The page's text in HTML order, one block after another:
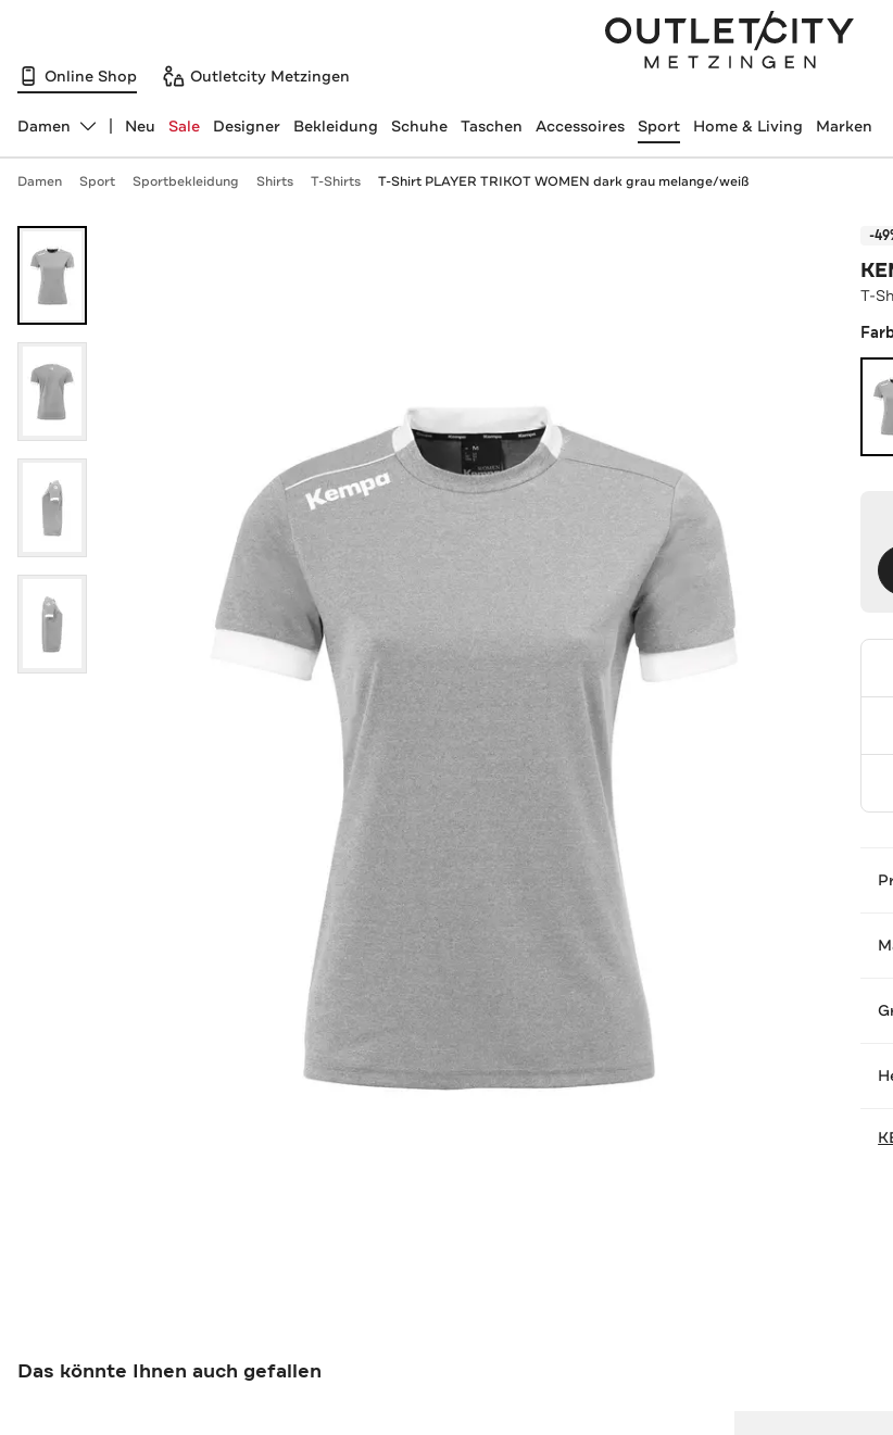
Online Shop Outletcity Metzingen
Abteilung ändern, ausgewählt:
Damen Neu Sale Designer Bekleidung Schuhe Taschen Accessoires Sport Home & Living Marken
Damen Sport Sportbekleidung Shirts T-Shirts T-Shirt PLAYER TRIKOT WOMEN dark grau melange/weiß
-
T-
Das könnte Ihnen auch gefallen